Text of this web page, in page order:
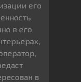
его
в его
в